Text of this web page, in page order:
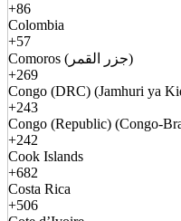
+86
Colombia
+57
Comoros (جزر القمر)
+269
Congo (DRC) (Jamhuri ya
+243
Congo (Republic) (Congo-
+242
Cook Islands
+682
Costa Rica
+506